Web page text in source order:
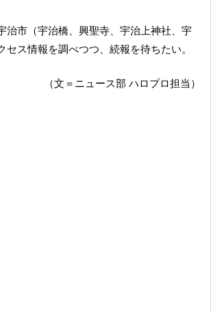
治市（宇治橋、興聖寺、宇治上神社、宇
セス情報を調べつつ、続報を待ちたい。
（文＝ニュース部 ハロプロ担当）